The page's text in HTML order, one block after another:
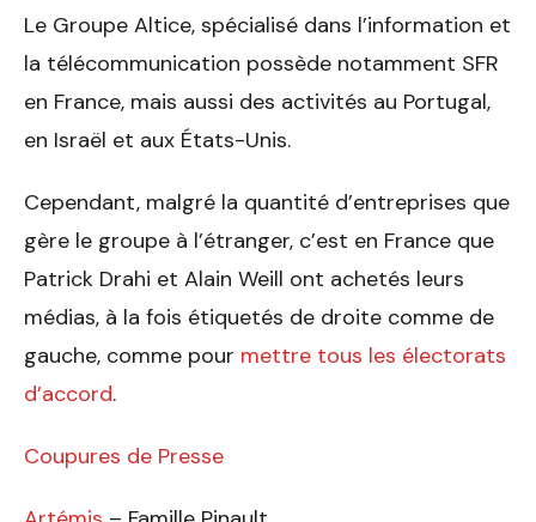
Le Groupe Altice, spécialisé dans l’information et
la télécommunication possède notamment SFR
en France, mais aussi des activités au Portugal,
en Israël et aux États-Unis.
Cependant, malgré la quantité d’entreprises que
gère le groupe à l’étranger, c’est en France que
Patrick Drahi et Alain Weill ont achetés leurs
médias, à la fois étiquetés de droite comme de
gauche, comme pour mettre tous les électorats
d’accord.
Coupures de Presse